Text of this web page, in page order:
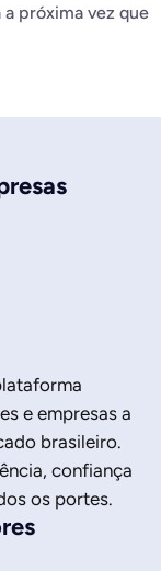
a próxima vez que
e empresas a
brasileiro.
confiança
os portes.